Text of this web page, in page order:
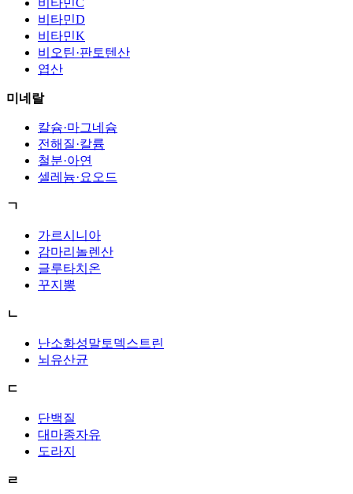
비타민D
비타민K
비오틴·판토텐산
엽산
미네랄
칼슘·마그네슘
전해질·칼륨
철분·아연
셀레늄·요오드
ㄱ
가르시니아
감마리놀렌산
글루타치온
꾸지뽕
ㄴ
난소화성말토덱스트린
뇌유산균
ㄷ
단백질
대마종자유
도라지
ㄹ